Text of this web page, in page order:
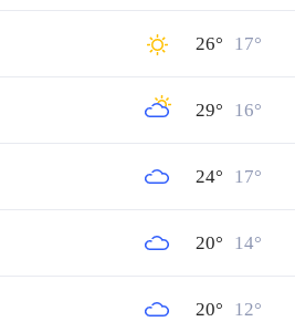
26° 17°
29° 16°
24° 17°
20° 14°
20° 12°